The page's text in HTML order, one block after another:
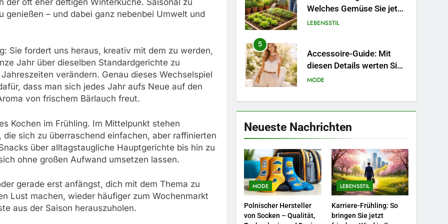
– und dabei ganz nebenbei Umwelt und
Sie fordert uns heraus, kreativ mit dem zu werden,
Jahr über dieselben Standardgerichte zu
verändern. Genau dieses Wechselspiel
dass man sich jedes Jahr aufs Neue auf den
von frischem Bärlauch freut.
Kochen im Frühling. Im Mittelpunkt stehen
sich zu überraschend einfachen, aber raffinierten
über alltagstaugliche Hauptgerichte bis hin zu
ohne großen Aufwand umsetzen lassen.
gerade erst anfängst, dich mit dem Thema zu
Lust machen, wieder häufiger zum Wochenmarkt
aus der Saison herauszuholen.
Welches Gemüse Sie jetzt
pflanzen sollten.
LEBENSSTIL
5
Accessoire-Guide: Mit
diesen Details werten Sie
jedes Frühlingsoutfit auf.
MODE
6
Naturnah gärtnern: So
locken Sie Bienen und
LEBENSSTIL
7
Berufliche
Neuorientierung: Mut zum
Quereinstieg in der neuen
Saison.
LEBENSSTIL
8
Neueste Nachrichten
MODE
Polnischer Hersteller
von Socken – Qualität,
LEBENSSTIL
Karriere-Frühling: So
bringen Sie jetzt